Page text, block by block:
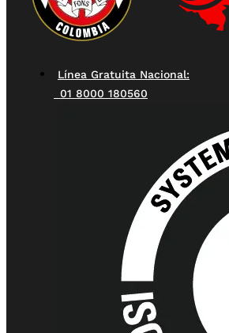
Línea Gratuita Nacional:
01 8000 180560